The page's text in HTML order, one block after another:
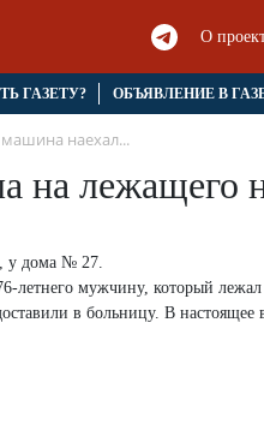
О
ГАЗЕТУ? ОБЪЯВЛЕНИЕ В
наехал...
на лежащего
у дома № 27.
летнего мужчину, который
в больницу. В настоящее